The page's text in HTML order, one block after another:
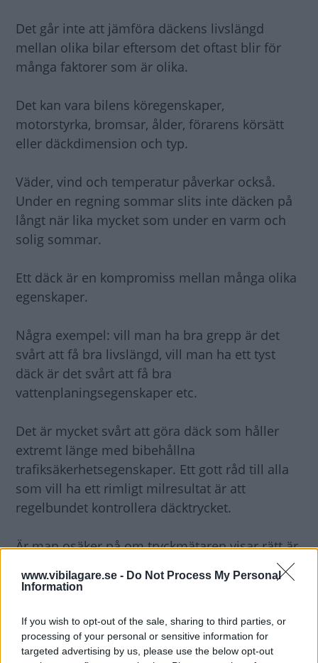
www.vibilagare.se - Do Not Process My Personal
Information
If you wish to opt-out of the sale, sharing to third parties, or
processing of your personal or sensitive information for
targeted advertising by us, please use the below opt-out
Det går inte att jämföra däckens livslängd
mellan olika bilar eftersom det oftast blir för
många faktorer som är olika.
Det kan vara bilens köregenskaper,
motorstyrka, bromsar, ålder, förarens körsätt
eller däckdimension och typ.
Väder, vind och temperatur påverkar också.
Under en regning sommar slits inte däcken på
långt när lika mycket som under en varm och
solig sommar.
Ett däck är en kompromiss mellan många olika
egenskaper.
Några exempel: vill man ha bra grepp är det
svårt att få bra livslängd, vill man ha ett tyst
däck är det svårt att få bra
vattenplaningsegenskaper etc.
Det är mycket svårt att göra däck som håller
extremt länge med bibehållna
trafiksäkerhetsegenskaper. Ett gott råd till alla
som vill ha ett rimligt milresultat är att
regelbundet kontrollera däcktrycket.
Är man osäker på om tryckmätaren visar rätt är
det bättre att ha litet för mycket luft i däcken än
för litet. Kör aldrig med lägre tryck än vad
Torsten Johansson, STRO